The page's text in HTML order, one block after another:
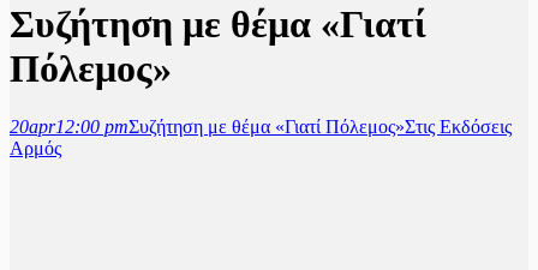
Συζήτηση με θέμα «Γιατί
Πόλεμος»
20apr12:00 pmΣυζήτηση με θέμα «Γιατί Πόλεμος»Στις Εκδόσεις
Αρμός